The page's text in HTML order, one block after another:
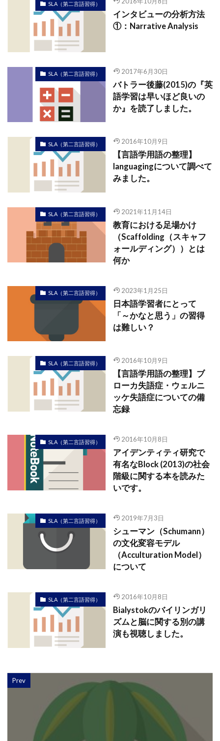
SLA（第二言語習得）
インタビューの分析方法
①：Narrative Analysis
SLA（第二言語習得） 2017年6月30日
バトラー後藤(2015)の『英
語学習は早いほど良いの
か』を読了しました。
SLA（第二言語習得） 2016年10月9日
【言語学用語の整理】
languagingについて調べて
みました。
SLA（第二言語習得） 2021年11月14日
教育における足場かけ
（Scaffolding（スキャフ
ォールディング））とは
何か
SLA（第二言語習得） 2023年1月25日
日本語学習者にとって
「～かなと思う」の習得
は難しい？
SLA（第二言語習得） 2016年10月9日
【言語学用語の整理】ブ
ローカ失語症・ウェルニ
ッケ失語症についての備
忘録
SLA（第二言語習得） 2016年10月8日
アイデンティティ研究で
有名なBlock (2013)の社会
階級に関する本を読みた
いです。
SLA（第二言語習得） 2019年7月3日
シューマン（Schumann）
の文化変容モデル
（Acculturation Model）
について
SLA（第二言語習得） 2016年10月8日
Bialystokのバイリンガリ
ズムと脳に関する別の講
演も視聴しました。
Prev